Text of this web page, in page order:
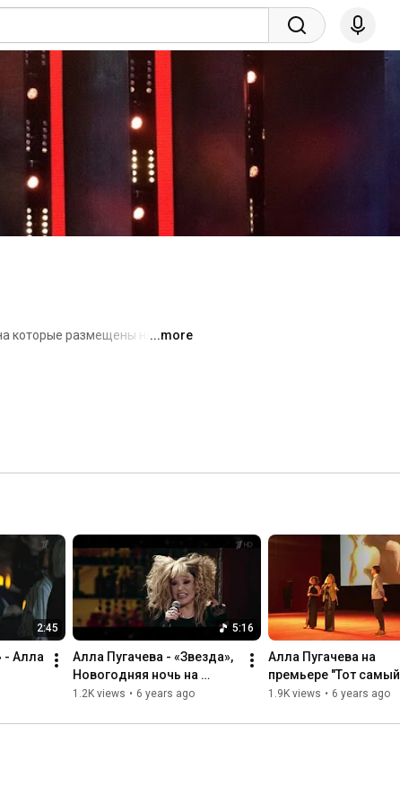
которые размещены на
ознакомительных целей.
...more
2:45
- Алла
5:16
Алла Пугачева - «Звезда»,
Новогодняя ночь на
Первом
1.2K views • 6 years ago
Алла Пугачева на
премьере "Тот самый
концерт"
1.9K views • 6 years ago